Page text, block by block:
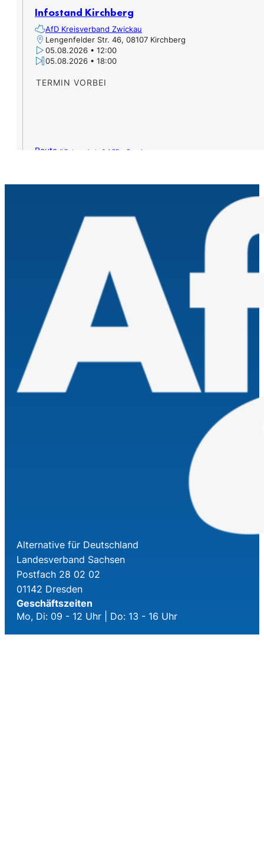
Infostand Kirchberg
AfD Kreisverband Zwickau
Lengenfelder Str. 46, 08107 Kirchberg
05.08.2026 • 12:00
05.08.2026 • 18:00
TERMIN VORBEI
Route »Datenschutz & AGB – Google
Alternative für Deutschland
Landesverband Sachsen
Postfach 28 02 02
01142 Dresden
Geschäftszeiten
Mo, Di: 09 - 12 Uhr | Do: 13 - 16 Uhr